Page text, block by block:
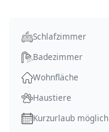
Schlafzimmer
Badezimmer
Wohnfläche
Haustiere
Kurzurlaub möglich